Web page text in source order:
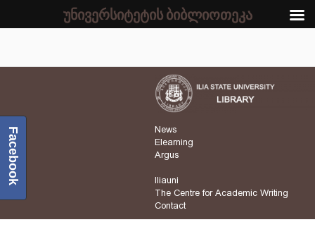
News
Elearning
Argus
Iliauni
The Centre for Academic Writing
Contact
Facebook
უნივერსიტეტის ბიბლიოთეკა